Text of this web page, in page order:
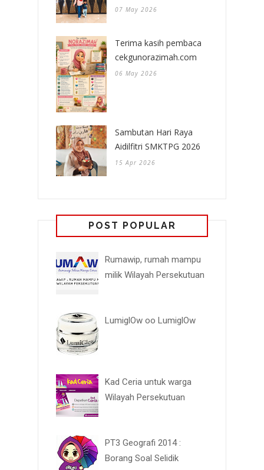
07 May 2026
Terima kasih pembaca
cekgunorazimah.com
06 May 2026
Sambutan Hari Raya
Aidilfitri SMKTPG 2026
15 Apr 2026
POST POPULAR
Rumawip, rumah mampu
milik Wilayah Persekutuan
LumiglOw oo LumiglOw
Kad Ceria untuk warga
Wilayah Persekutuan
PT3 Geografi 2014 :
Borang Soal Selidik